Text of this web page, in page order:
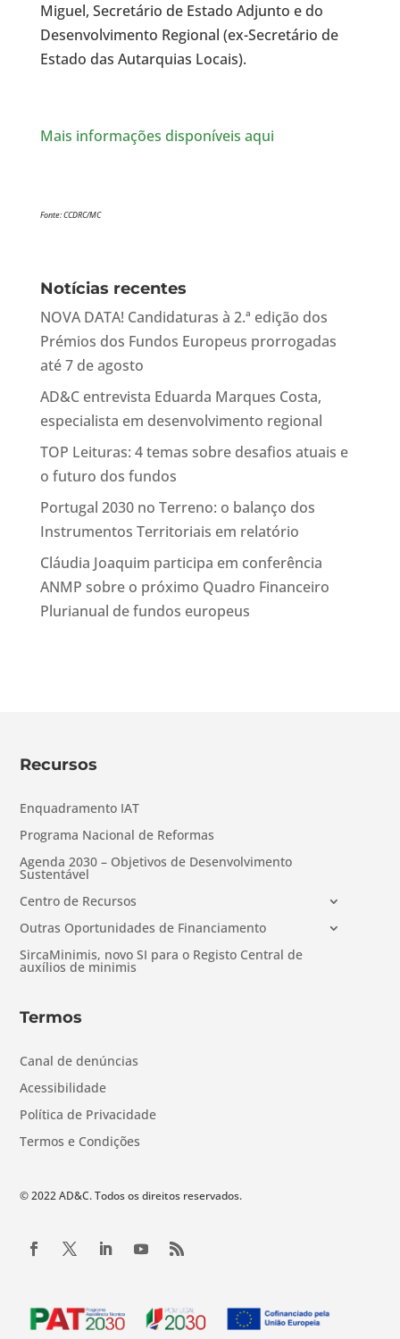
Miguel, Secretário de Estado Adjunto e do
Desenvolvimento Regional (ex-Secretário de
Estado das Autarquias Locais).
Mais informações disponíveis aqui
Fonte: CCDRC/MC
Notícias recentes
NOVA DATA! Candidaturas à 2.ª edição dos
Prémios dos Fundos Europeus prorrogadas
até 7 de agosto
AD&C entrevista Eduarda Marques Costa,
especialista em desenvolvimento regional
TOP Leituras: 4 temas sobre desafios atuais e
o futuro dos fundos
Portugal 2030 no Terreno: o balanço dos
Instrumentos Territoriais em relatório
Cláudia Joaquim participa em conferência
ANMP sobre o próximo Quadro Financeiro
Plurianual de fundos europeus
Recursos
Enquadramento IAT
Programa Nacional de Reformas
Agenda 2030 – Objetivos de Desenvolvimento
Sustentável
Centro de Recursos
Outras Oportunidades de Financiamento
SircaMinimis, novo SI para o Registo Central de
auxílios de minimis
Termos
Canal de denúncias
Acessibilidade
Política de Privacidade
Termos e Condições
© 2022 AD&C. Todos os direitos reservados.